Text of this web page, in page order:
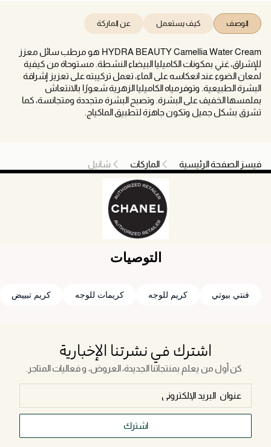
الوصف كيف يستعمل عن الماركة
HYDRA BEAUTY Camellia Water Cream هو مرطب سائل معزز
للإشراق، غني بمكونات الكاميليا البيضاء النشطة. مستوحاة من كيفية
لمعان الضوء عند انعكاسه على الماء، تعمل تركيبته على تعزيز إشراقة
البشرة الطبيعية. وتوفرمياه الكاميليا الزهرية شعورًا بالانتعاش
بملمسها الخفيف على البشرة. وتصبح البشرة متجددة ومتجانسة، كما
تشرق بشكل جميل وتكون جاهزة لتطبيق الماكياج.
فيسز الصفحة الرئيسية الماركات شانيل
التوصيات
فنتي بيوتي كريم للوجه كريمات للوجه كريم تبييض
اشترك في نشرتنا الإخبارية
كن أول من يعلم بمنتجاتنا الجديدة، العروض، و فعاليات المتاجر.
اشترك